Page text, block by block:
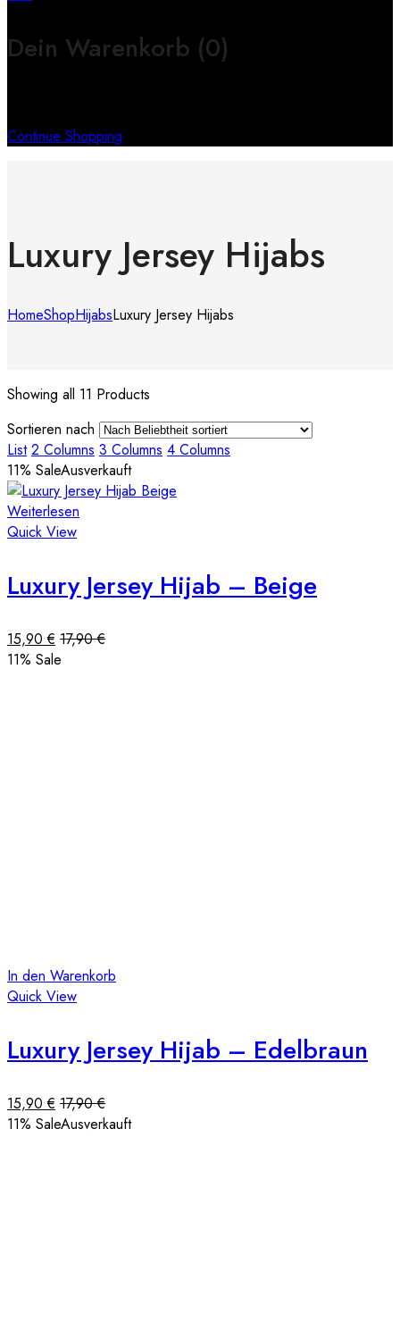
Dein Warenkorb (0)
Continue Shopping
Luxury Jersey Hijabs
HomeShopHijabsLuxury Jersey Hijabs
Showing all 11 Products
Sortieren nach
List 2 Columns 3 Columns 4 Columns
11% SaleAusverkauft
Weiterlesen
Quick View
Luxury Jersey Hijab – Beige
15,90€ 17,90€
11% Sale
In den Warenkorb
Quick View
Luxury Jersey Hijab – Edelbraun
15,90€ 17,90€
11% SaleAusverkauft